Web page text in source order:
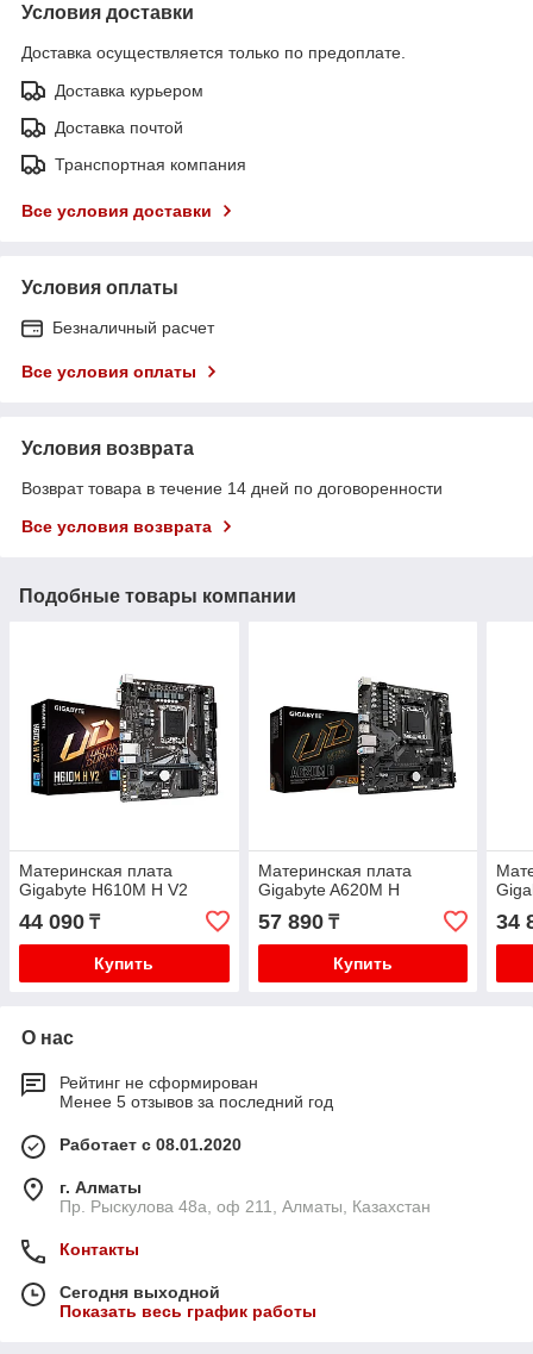
Условия доставки
Доставка осуществляется только по предоплате.
Доставка курьером
Доставка почтой
Транспортная компания
Все условия доставки
Условия оплаты
Безналичный расчет
Все условия оплаты
Условия возврата
Возврат товара в течение 14 дней по договоренности
Все условия возврата
Подобные товары компании
Материнская плата
Gigabyte H610M H V2
44 090 ₸
Купить
Материнская плата
Gigabyte A620M H
57 890₸
Купить
34
О нас
Рейтинг не сформирован
Менее 5 отзывов за последний год
Работает с 08.01.2020
г. Алматы
Пр. Рыскулова 48а, оф 211, Алматы, Казахстан
Контакты
Сегодня выходной
Показать весь график работы